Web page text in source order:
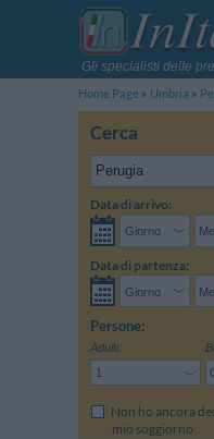
Gli specialisti delle
Home Page
Umbria
Cerca
Data di arrivo:
Data di partenza:
Persone:
Adulti:
Non ho ancora
mio soggiorno